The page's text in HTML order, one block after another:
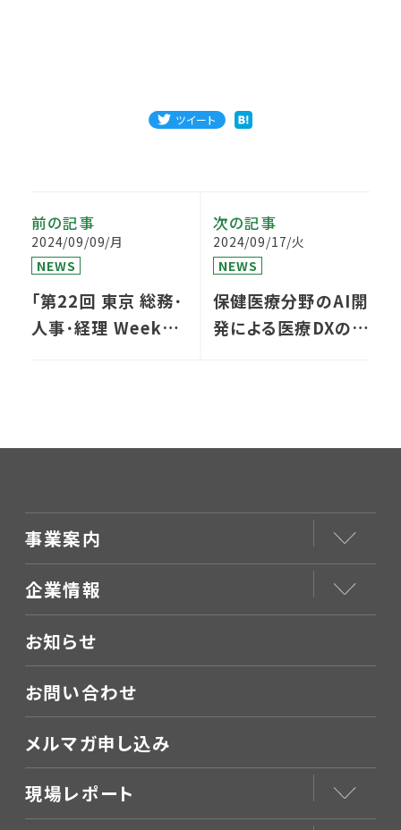
ツイート
前の記事
2024/09/09/月
NEWS
「第22回 東京 総務･
人事･経理 Week」に
次の記事
2024/09/17/火
NEWS
保健医療分野のAI開
発による医療DXの推
事業案内
企業情報
お知らせ
お問い合わせ
メルマガ申し込み
現場レポート